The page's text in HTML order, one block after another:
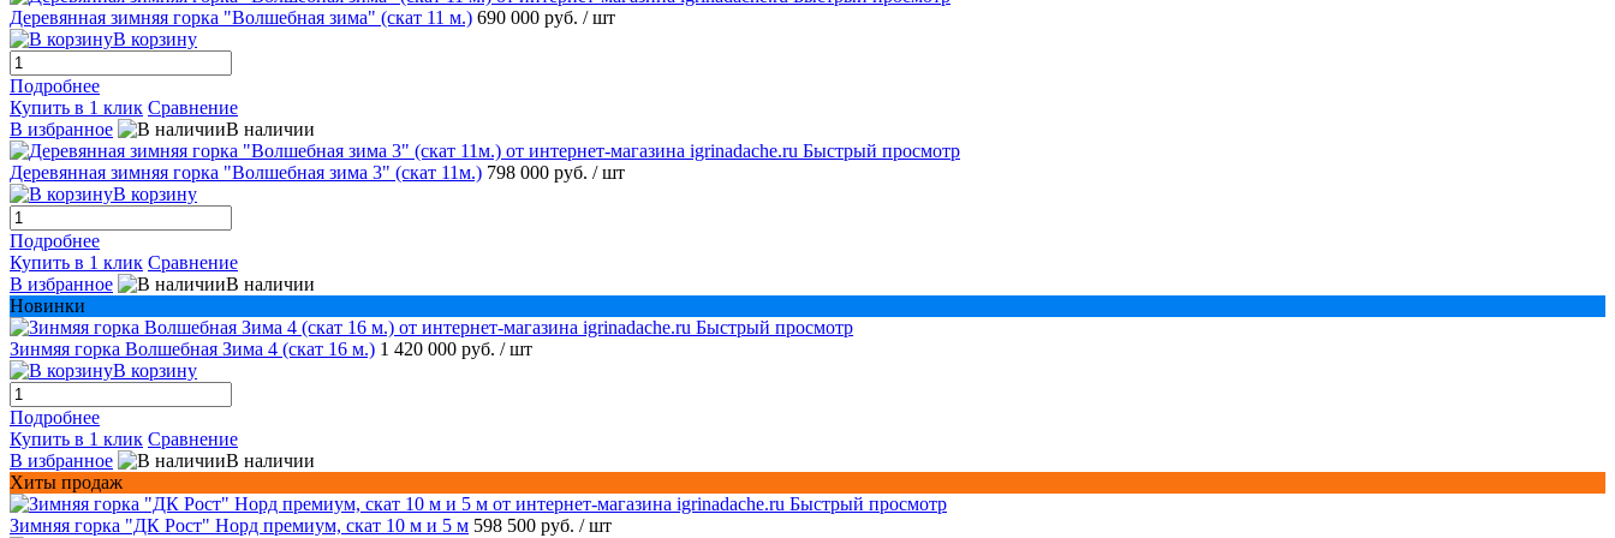
Деревянная зимняя горка "Волшебная зима" (скат 11 м.) 690 000 руб. / шт
В корзину
Подробнее
Купить в 1 клик Сравнение
В избранное
В наличии
Быстрый просмотр
Деревянная зимняя горка "Волшебная зима 3" (скат 11м.) 798 000 руб. / шт
В корзину
Подробнее
Купить в 1 клик Сравнение
В избранное
В наличии
Новинки
Быстрый просмотр
Зинмяя горка Волшебная Зима 4 (скат 16 м.) 1 420 000 руб. / шт
В корзину
Подробнее
Купить в 1 клик Сравнение
В избранное
В наличии
Хиты продаж
Быстрый просмотр
Зимняя горка "ДК Рост" Норд премиум, скат 10 м и 5 м 598 500 руб. / шт